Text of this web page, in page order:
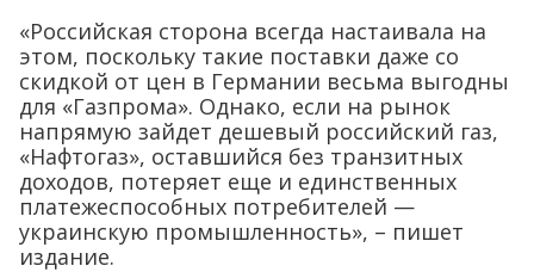
«Российская сторона всегда настаивала на
этом, поскольку такие поставки даже со
скидкой от цен в Германии весьма выгодны
для «Газпрома». Однако, если на рынок
напрямую зайдет дешевый российский газ,
«Нафтогаз», оставшийся без транзитных
доходов, потеряет еще и единственных
платежеспособных потребителей —
украинскую промышленность», – пишет
издание.